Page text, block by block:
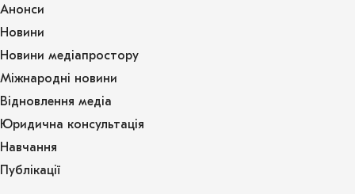
Анонси
Новини
Новини медіапростору
Міжнародні новини
Відновлення медіа
Юридична консультація
Навчання
Публікації